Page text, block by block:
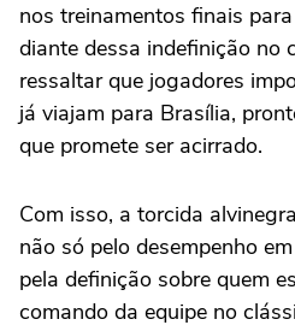
nos treinamentos finais
diante dessa indefinição no
ressaltar que jogadores
já viajam para Brasília,
que promete ser acirrado.
Com isso, a torcida
não só pelo desempenho
pela definição sobre quem
comando da equipe no